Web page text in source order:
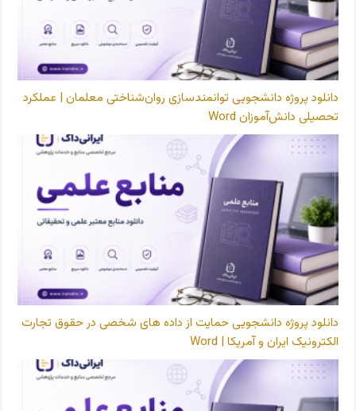
دانلود پروژه دانشجویی توانمندسازی روان‌شناختی معلمان | عملکرد
تحصیلی دانش‌آموزان Word
دانلود پروژه دانشجویی حمایت از داده های شخصی در حقوق تجارت
الکترونیک ایران و آمریکا | Word